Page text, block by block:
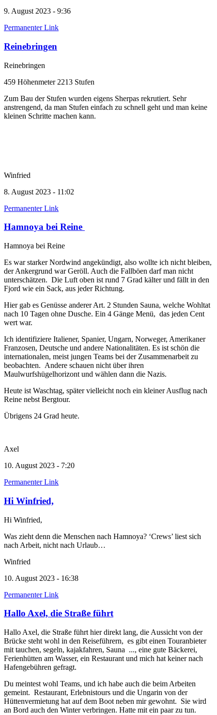
9. August 2023 - 9:36
Permanenter Link
Reinebringen
Reinebringen
459 Höhenmeter 2213 Stufen
Zum Bau der Stufen wurden eigens Sherpas rekrutiert. Sehr
anstrengend, da man Stufen einfach zu schnell geht und man keine
kleinen Schritte machen kann.
Winfried
8. August 2023 - 11:02
Permanenter Link
Hamnoya bei Reine
Hamnoya bei Reine
Es war starker Nordwind angekündigt, also wollte ich nicht bleiben,
der Ankergrund war Geröll. Auch die Fallböen darf man nicht
unterschätzen. Die Luft oben ist rund 7 Grad kälter und fällt in den
Fjord wie ein Sack, aus jeder Richtung.
Hier gab es Genüsse anderer Art. 2 Stunden Sauna, welche Wohltat
nach 10 Tagen ohne Dusche. Ein 4 Gänge Menü, das jeden Cent
wert war.
Ich identifiziere Italiener, Spanier, Ungarn, Norweger, Amerikaner
Franzosen, Deutsche und andere Nationalitäten. Es ist schön die
internationalen, meist jungen Teams bei der Zusammenarbeit zu
beobachten. Andere schauen nicht über ihren
Maulwurfshügelhorizont und wählen dann die Nazis.
Heute ist Waschtag, später vielleicht noch ein kleiner Ausflug nach
Reine nebst Bergtour.
Übrigens 24 Grad heute.
Axel
10. August 2023 - 7:20
Permanenter Link
Hi Winfried,
Hi Winfried,
Was zieht denn die Menschen nach Hamnoya? ‘Crews’ liest sich
nach Arbeit, nicht nach Urlaub…
Winfried
10. August 2023 - 16:38
Permanenter Link
Hallo Axel, die Straße führt
Hallo Axel, die Straße führt hier direkt lang, die Aussicht von der
Brücke steht wohl in den Reiseführern, es gibt einen Touranbieter
mit tauchen, segeln, kajakfahren, Sauna ..., eine gute Bäckerei,
Ferienhütten am Wasser, ein Restaurant und mich hat keiner nach
Hafengebühren gefragt.
Du meintest wohl Teams, und ich habe auch die beim Arbeiten
gemeint. Restaurant, Erlebnistours und die Ungarin von der
Hüttenvermietung hat auf dem Boot neben mir gewohnt. Sie wird
an Bord auch den Winter verbringen. Hatte mit ein paar zu tun.